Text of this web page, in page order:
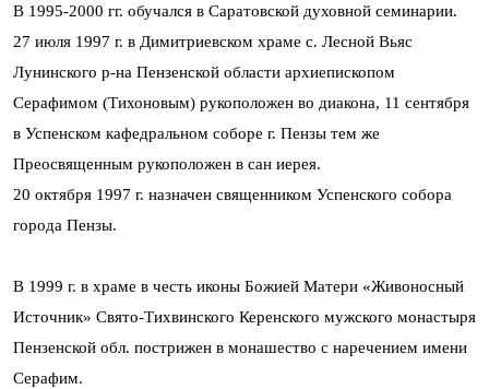
В 1995-2000 гг. обучался в Саратовской духовной семинарии.
27 июля 1997 г. в Димитриевском храме с. Лесной Вьяс
Лунинского р-на Пензенской области архиепископом
Серафимом (Тихоновым) рукоположен во диакона, 11 сентября
в Успенском кафедральном соборе г. Пензы тем же
Преосвященным рукоположен в сан иерея.
20 октября 1997 г. назначен священником Успенского собора
города Пензы.
В 1999 г. в храме в честь иконы Божией Матери «Живоносный
Источник» Свято-Тихвинского Керенского мужского монастыря
Пензенской обл. пострижен в монашество с наречением имени
Серафим.